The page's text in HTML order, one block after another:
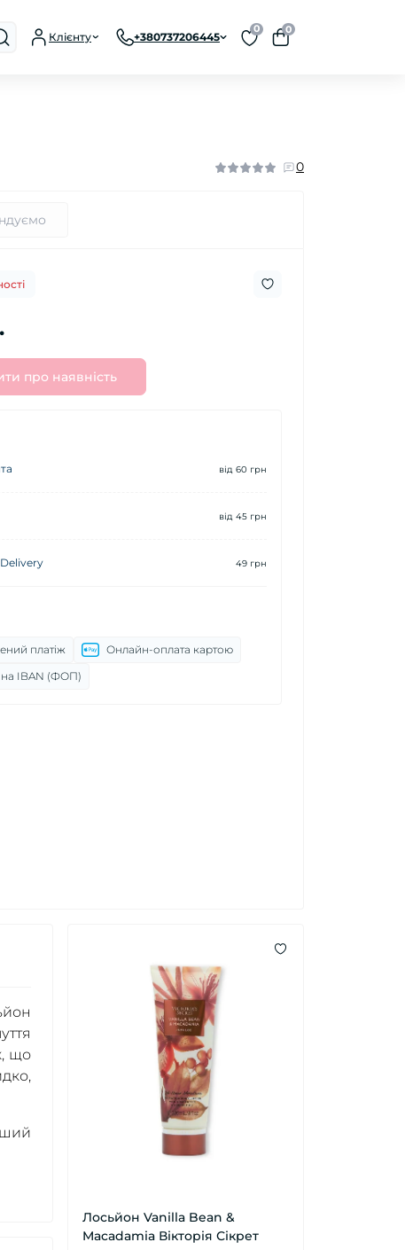
Клієнту +380737206445
0 0
0
про наявність
від 60 грн
від 45 грн
49 грн
платіж
Онлайн-оплата картою
на IBAN (ФОП)
Лосьйон Vanilla Bean &
Macadamia Вікторія Сікрет
що